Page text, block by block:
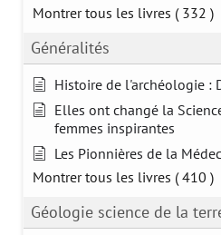
Montrer tous les livres ( 332 )
Généralités
Histoire de l'archéologie :
Elles ont changé la
femmes inspirantes
Les Pionnières de la
Montrer tous les livres ( 410 )
Géologie science de la